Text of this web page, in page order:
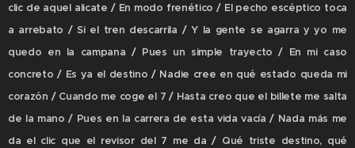
clic de aquel alicate / En modo frenético / El pecho escéptico toca
a arrebato / Si el tren descarrila / Y la gente se agarra y yo me
quedo en la campana / Pues un simple trayecto / En mi caso
concreto / Es ya el destino / Nadie cree en qué estado queda mi
corazón / Cuando me coge el 7 / Hasta creo que el billete me salta
de la mano / Pues en la carrera de esta vida vacía / Nada más me
da el clic que el revisor del 7 me da / Qué triste destino, qué